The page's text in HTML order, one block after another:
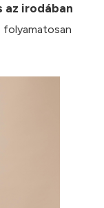
irodában
folyamatosan